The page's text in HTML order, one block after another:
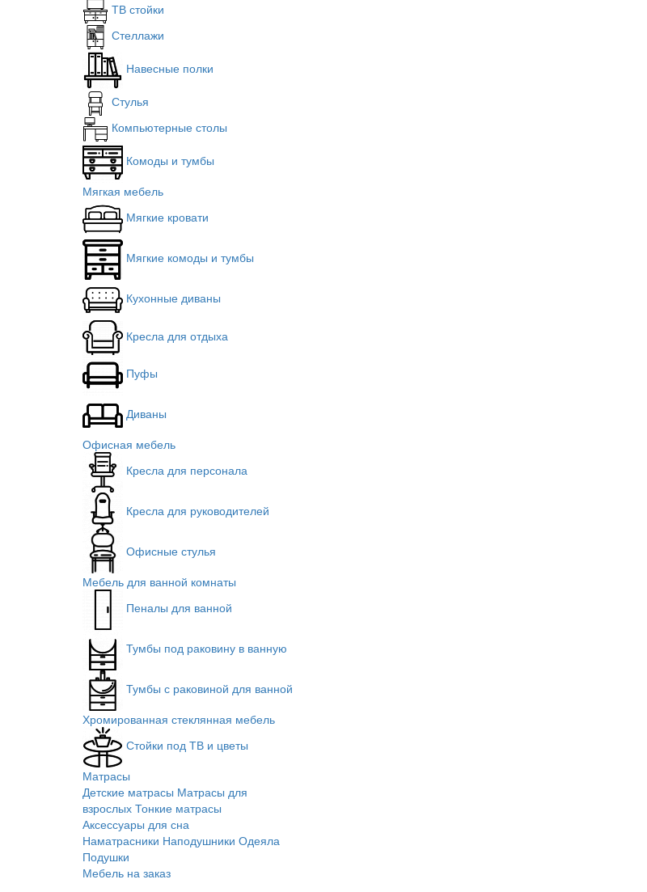
ТВ стойки
Стеллажи
Навесные полки
Стулья
Компьютерные столы
Комоды и тумбы
Мягкая мебель
Мягкие кровати
Мягкие комоды и тумбы
Кухонные диваны
Кресла для отдыха
Пуфы
Диваны
Офисная мебель
Кресла для персонала
Кресла для руководителей
Офисные стулья
Мебель для ванной комнаты
Пеналы для ванной
Тумбы под раковину в ванную
Тумбы с раковиной для ванной
Хромированная стеклянная мебель
Стойки под ТВ и цветы
Матрасы
Детские матрасы Матрасы для
взрослых Тонкие матрасы
Аксессуары для сна
Наматрасники Наподушники Одеяла
Подушки
Мебель на заказ